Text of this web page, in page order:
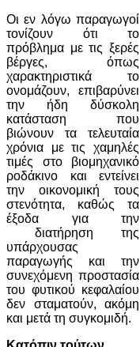
Οι εν λόγω παραγωγοί
τονίζουν ότι το
πρόβλημα με τις ξερές
βέργες, όπως
χαρακτηριστικά το
ονομάζουν, επιβαρύνει
την ήδη δύσκολη
κατάσταση που
βιώνουν τα τελευταία
χρόνια με τις χαμηλές
τιμές στο βιομηχανικό
ροδάκινο και εντείνει
την οικονομική τους
στενότητα, καθώς τα
έξοδα για την
διατήρηση της
υπάρχουσας
παραγωγής και την
συνεχόμενη προστασία
του φυτικού κεφαλαίου
δεν σταματούν, ακόμη
και μετά τη συγκομιδή.